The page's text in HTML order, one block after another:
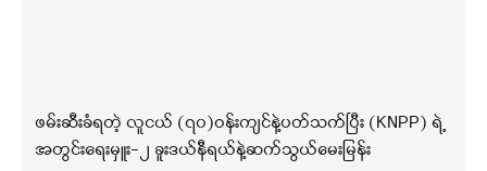
ဖမ်းဆီးခံရတဲ့ လူငယ် (၇၀)ဝန်းကျင်နဲ့ပတ်သက်ပြီး (KNPP) ရဲ့
အတွင်းရေးမှူး-၂ ခူးဒယ်နီရယ်နဲ့ဆက်သွယ်မေးမြန်း